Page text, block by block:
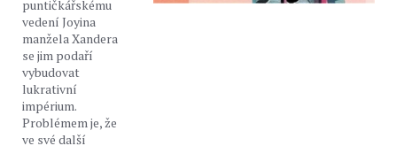
puntičkářskému
vedení Joyina
manžela Xandera
se jim podaří
vybudovat
lukrativní
impérium.
Problémem je, že
ve své další